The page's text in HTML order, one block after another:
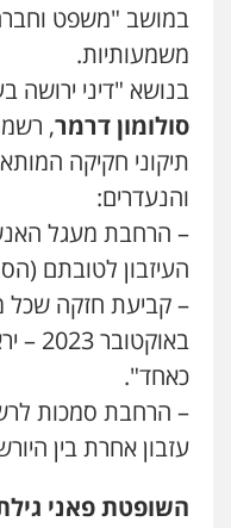
במושב "משפט
משמעותיות.
בנושא "דיני ירושה
סולומון דרמר,
תיקוני חקיקה
והנעדרים:
– הרחבת מעגל
העיזבון לטובתם
כאחד".
– הרחבת סמכות
עזבון אחרת בין
השופטת פאני